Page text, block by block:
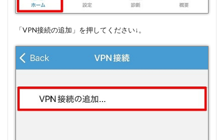
「VPN接続の追加」を押してください↓。